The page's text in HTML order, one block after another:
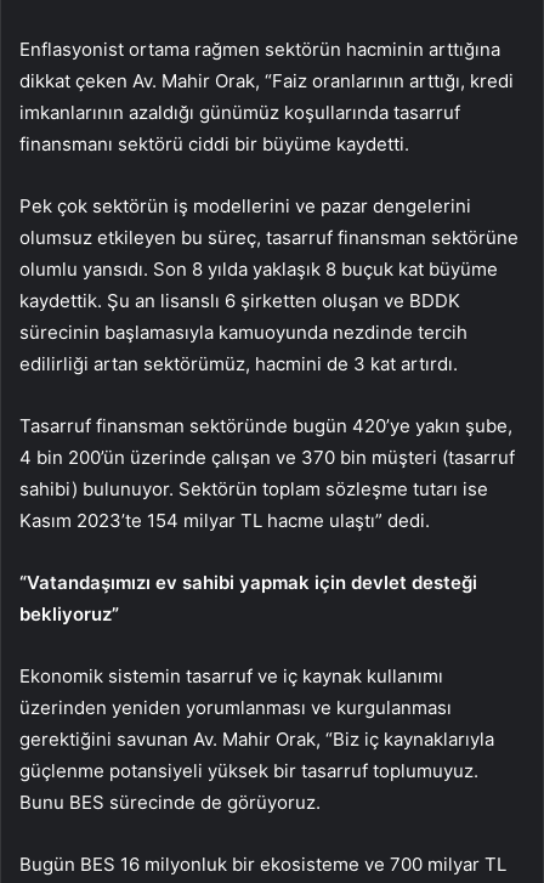
Enflasyonist ortama rağmen sektörün hacminin arttığına
dikkat çeken Av. Mahir Orak, “Faiz oranlarının arttığı, kredi
imkanlarının azaldığı günümüz koşullarında tasarruf
finansmanı sektörü ciddi bir büyüme kaydetti.
Pek çok sektörün iş modellerini ve pazar dengelerini
olumsuz etkileyen bu süreç, tasarruf finansman sektörüne
olumlu yansıdı. Son 8 yılda yaklaşık 8 buçuk kat büyüme
kaydettik. Şu an lisanslı 6 şirketten oluşan ve BDDK
sürecinin başlamasıyla kamuoyunda nezdinde tercih
edilirliği artan sektörümüz, hacmini de 3 kat artırdı.
Tasarruf finansman sektöründe bugün 420’ye yakın şube,
4 bin 200’ün üzerinde çalışan ve 370 bin müşteri (tasarruf
sahibi) bulunuyor. Sektörün toplam sözleşme tutarı ise
Kasım 2023’te 154 milyar TL hacme ulaştı” dedi.
“Vatandaşımızı ev sahibi yapmak için devlet desteği
bekliyoruz”
Ekonomik sistemin tasarruf ve iç kaynak kullanımı
üzerinden yeniden yorumlanması ve kurgulanması
gerektiğini savunan Av. Mahir Orak, “Biz iç kaynaklarıyla
güçlenme potansiyeli yüksek bir tasarruf toplumuyuz.
Bunu BES sürecinde de görüyoruz.
Bugün BES 16 milyonluk bir ekosisteme ve 700 milyar TL